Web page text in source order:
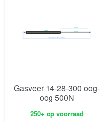
Gasveer 14-28-300 oog-
oog 500N
250+ op voorraad